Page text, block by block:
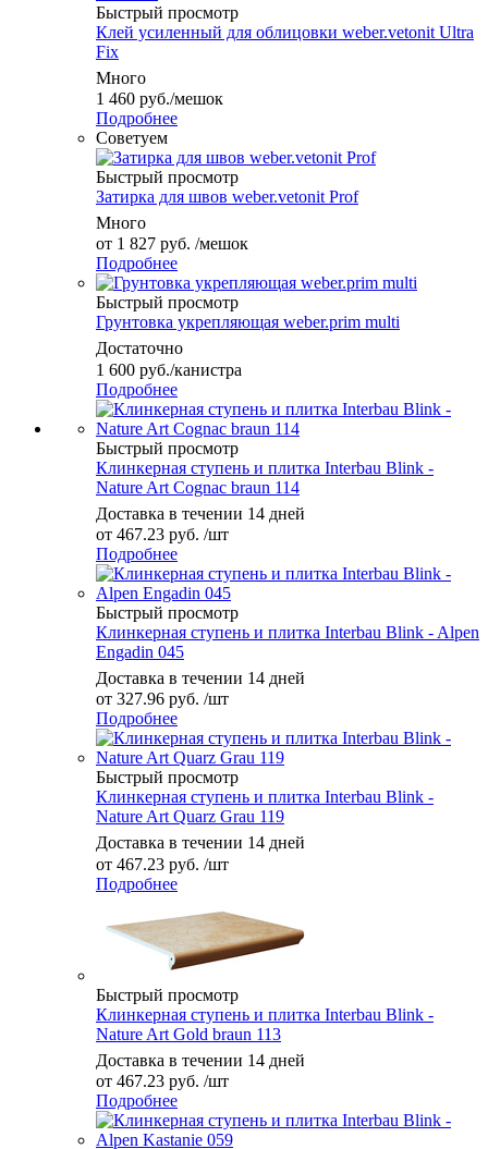
Быстрый просмотр
Клей усиленный для облицовки weber.vetonit Ultra
Fix
Много
1 460 руб./мешок
Подробнее
Советуем
Быстрый просмотр
Затирка для швов weber.vetonit Prof
Много
от 1 827 руб. /мешок
Подробнее
Быстрый просмотр
Грунтовка укрепляющая weber.prim multi
Достаточно
1 600 руб./канистра
Подробнее
Быстрый просмотр
Клинкерная ступень и плитка Interbau Blink -
Nature Art Cognac braun 114
Доставка в течении 14 дней
от 467.23 руб. /шт
Подробнее
Быстрый просмотр
Клинкерная ступень и плитка Interbau Blink - Alpen
Engadin 045
Доставка в течении 14 дней
от 327.96 руб. /шт
Подробнее
Быстрый просмотр
Клинкерная ступень и плитка Interbau Blink -
Nature Art Quarz Grau 119
Доставка в течении 14 дней
от 467.23 руб. /шт
Подробнее
Быстрый просмотр
Клинкерная ступень и плитка Interbau Blink -
Nature Art Gold braun 113
Доставка в течении 14 дней
от 467.23 руб. /шт
Подробнее